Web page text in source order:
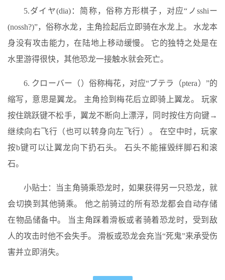
5.ダイヤ(dia)：简称，俗称方形棋子，对应“ノsshiー
(nossh?)”，俗称水龙，主角捡起后立即骑在水龙上。 水龙本
身没有攻击能力，在陆地上移动缓慢。 它的独特之处是在
水里游得很快，其他恐龙一接触水就会死亡。
6. クローバー（）俗称梅花，对应“プテラ（ptera）”的
缩写，意思是翼龙。 主角捡到梅花后立即骑上翼龙。 玩家
按住跳跃键不松手，翼龙不断向上漂浮，同时按住方向键→
继续向右飞行（也可以转身向左飞行）。 在空中时，玩家
按b键可以让翼龙向下扔石头。 石头不能摧毁绊脚石和滚
石。
小贴士：当主角骑乘恐龙时，如果获得另一只恐龙，就
会切换到其他骑乘。 他之前骑过的所有恐龙都会自动存储
在物品储备中。 当主角踩着滑板或者骑着恐龙时，受到敌
人的攻击时他不会失手。 滑板或恐龙会充当“死鬼”来承受伤
害并立即消失。